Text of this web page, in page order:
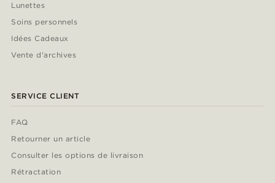
Lunettes
Soins personnels
Idées Cadeaux
Vente d'archives
SERVICE CLIENT
FAQ
Retourner un article
Consulter les options de livraison
Rétractation